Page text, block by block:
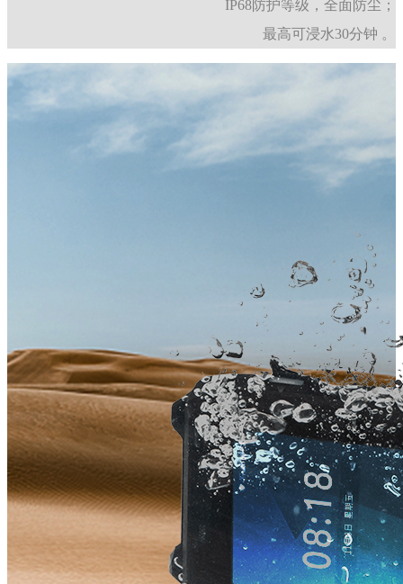
IP68防护等级，全面防尘；
最高可浸水30分钟 。